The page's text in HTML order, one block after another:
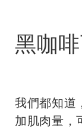
黑咖
我們都知道
加肌肉量，